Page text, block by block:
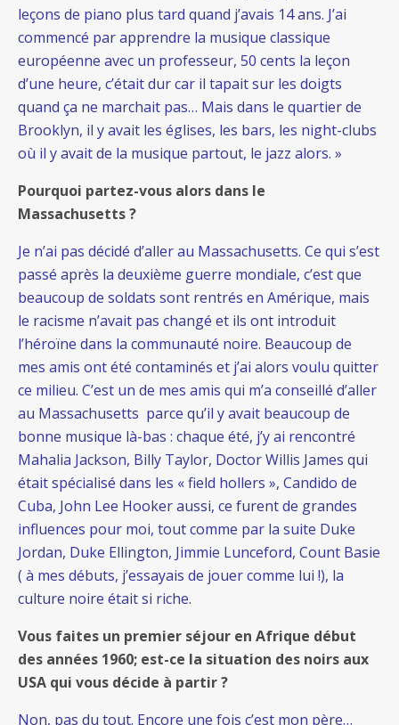
leçons de piano plus tard quand j’avais 14 ans. J’ai
commencé par apprendre la musique classique
européenne avec un professeur, 50 cents la leçon
d’une heure, c’était dur car il tapait sur les doigts
quand ça ne marchait pas… Mais dans le quartier de
Brooklyn, il y avait les églises, les bars, les night-clubs
où il y avait de la musique partout, le jazz alors. »
Pourquoi partez-vous alors dans le
Massachusetts ?
Je n’ai pas décidé d’aller au Massachusetts. Ce qui s’est
passé après la deuxième guerre mondiale, c’est que
beaucoup de soldats sont rentrés en Amérique, mais
le racisme n’avait pas changé et ils ont introduit
l’héroïne dans la communauté noire. Beaucoup de
mes amis ont été contaminés et j’ai alors voulu quitter
ce milieu. C’est un de mes amis qui m’a conseillé d’aller
au Massachusetts parce qu’il y avait beaucoup de
bonne musique là-bas : chaque été, j’y ai rencontré
Mahalia Jackson, Billy Taylor, Doctor Willis James qui
était spécialisé dans les « field hollers », Candido de
Cuba, John Lee Hooker aussi, ce furent de grandes
influences pour moi, tout comme par la suite Duke
Jordan, Duke Ellington, Jimmie Lunceford, Count Basie
( à mes débuts, j’essayais de jouer comme lui !), la
culture noire était si riche.
Vous faites un premier séjour en Afrique début
des années 1960; est-ce la situation des noirs aux
USA qui vous décide à partir ?
Non, pas du tout. Encore une fois c’est mon père…